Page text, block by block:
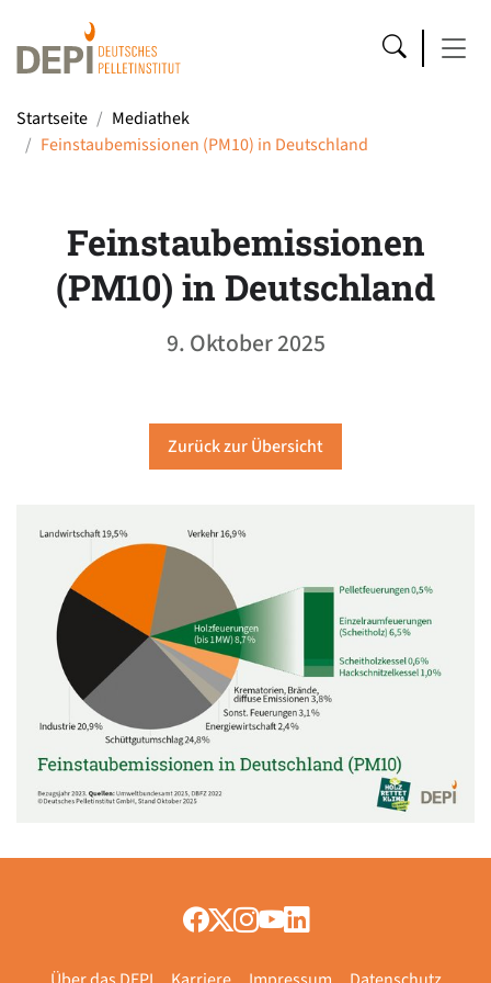
Startseite
Mediathek
Feinstaubemissionen (PM10) in Deutschland
Feinstaubemissionen
(PM10) in Deutschland
9. Oktober 2025
Zurück zur Übersicht